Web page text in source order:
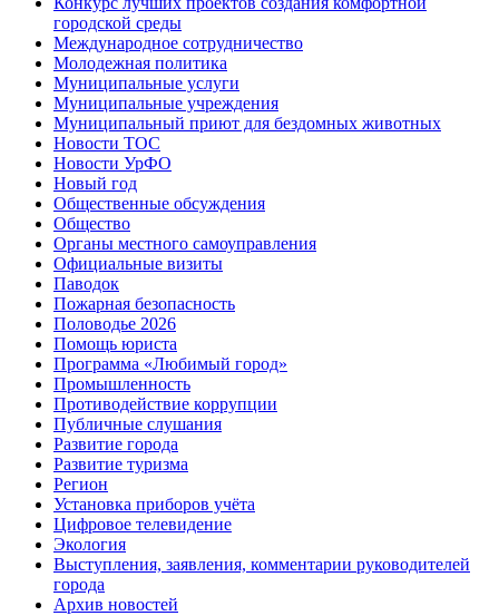
городской среды
Международное сотрудничество
Молодежная политика
Муниципальные услуги
Муниципальные учреждения
Муниципальный приют для бездомных животных
Новости ТОС
Новости УрФО
Новый год
Общественные обсуждения
Общество
Органы местного самоуправления
Официальные визиты
Паводок
Пожарная безопасность
Половодье 2026
Помощь юриста
Программа «Любимый город»
Промышленность
Противодействие коррупции
Публичные слушания
Развитие города
Развитие туризма
Регион
Установка приборов учёта
Цифровое телевидение
Экология
Выступления, заявления, комментарии руководителей
города
Архив новостей